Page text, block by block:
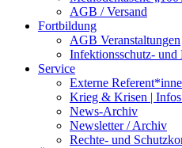
AGB / Versand
Fortbildung
AGB Veranstaltungen
Infektionsschutz- und
Service
Externe
Krieg & Krisen |
News-Archiv
Newsletter / Archiv
Rechte- und